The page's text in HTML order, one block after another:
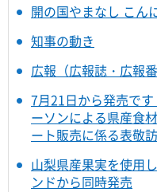
開の国やまなし こん
知事の動き
広報（広報誌・広報
7月21日から発売で
ーソンによる県産食
ート販売に係る表敬
山梨県産果実を使用
ンドから同時発売